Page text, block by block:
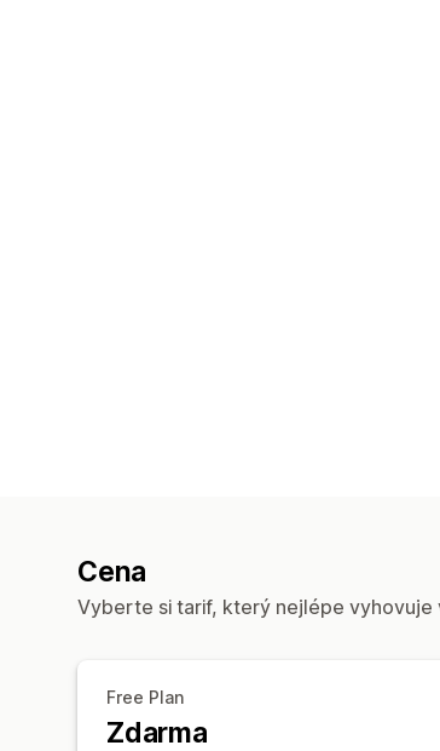
Cena
Vyberte si tarif, který nejlépe vyhovuje
Free Plan
Zdarma